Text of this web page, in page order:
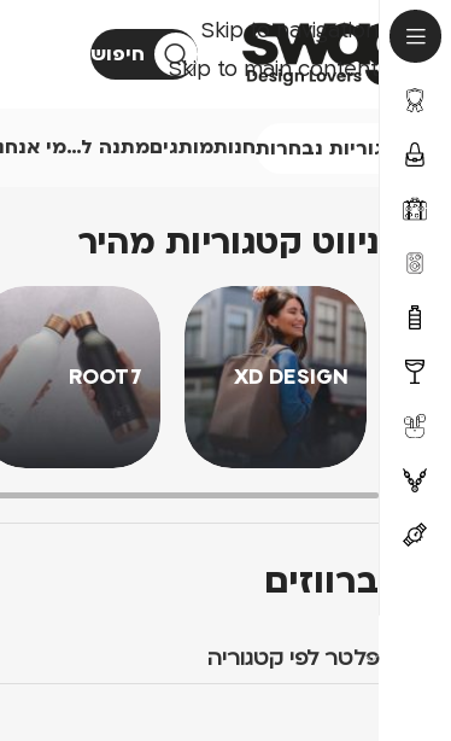
Skip to navigation
Skip to main content
חיפוש
קטגוריות נבחרותחנותמותגיםמתנה ל…מי
ניווט קטגוריות מהיר
XD DESIGN
ROOT7
ברווזים
פלטר לפי קטגוריה